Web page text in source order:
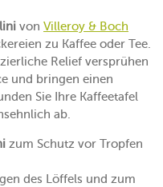
von Villeroy & Boch
zu Kaffee oder Tee.
Relief versprühen
und bringen einen
Sie Ihre Kaffeetafel
ab.
zum Schutz vor Tropfen
des Löffels und zum